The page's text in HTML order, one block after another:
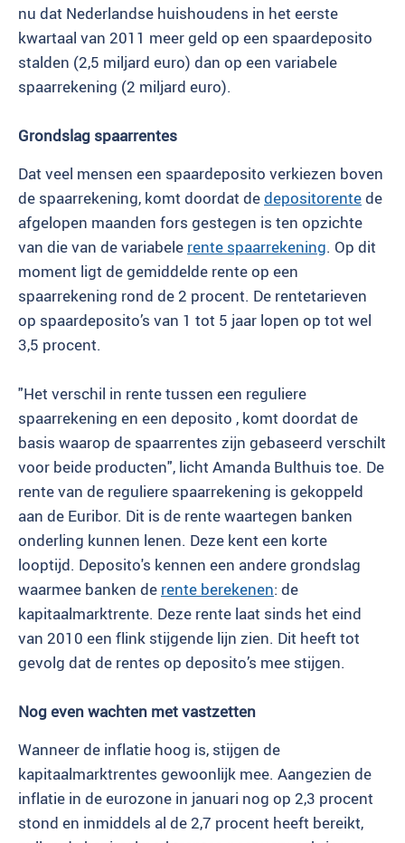
nu dat Nederlandse huishoudens in het eerste
kwartaal van 2011 meer geld op een spaardeposito
stalden (2,5 miljard euro) dan op een variabele
spaarrekening (2 miljard euro).
Grondslag spaarrentes
Dat veel mensen een spaardeposito verkiezen boven
de spaarrekening, komt doordat dedepositorentede
afgelopen maanden fors gestegen is ten opzichte
van die van de variabele rente spaarrekening. Op dit
moment ligt de gemiddelde rente op een
spaarrekening rond de 2 procent. De rentetarieven
op spaardeposito’s van 1 tot 5 jaar lopen op tot wel
3,5 procent.
"Het verschil in rente tussen een reguliere
spaarrekening en een deposito , komt doordat de
basis waarop de spaarrentes zijn gebaseerd verschilt
voor beide producten", licht Amanda Bulthuis toe. De
rente van de reguliere spaarrekening is gekoppeld
aan de Euribor. Dit is de rente waartegen banken
onderling kunnen lenen. Deze kent een korte
looptijd. Deposito's kennen een andere grondslag
waarmee banken de rente berekenen: de
kapitaalmarktrente. Deze rente laat sinds het eind
van 2010 een flink stijgende lijn zien. Dit heeft tot
gevolg dat de rentes op deposito’s mee stijgen.
Nog even wachten met vastzetten
Wanneer de inflatie hoog is, stijgen de
kapitaalmarktrentes gewoonlijk mee. Aangezien de
inflatie in de eurozone in januari nog op 2,3 procent
stond en inmiddels al de 2,7 procent heeft bereikt,